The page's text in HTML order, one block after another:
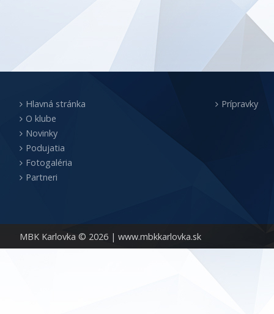
MBK Karlovka © 2026 | www.mbkkarlovka.sk
Hlavná stránka
O klube
Novinky
Podujatia
Fotogaléria
Partneri
Prípravky